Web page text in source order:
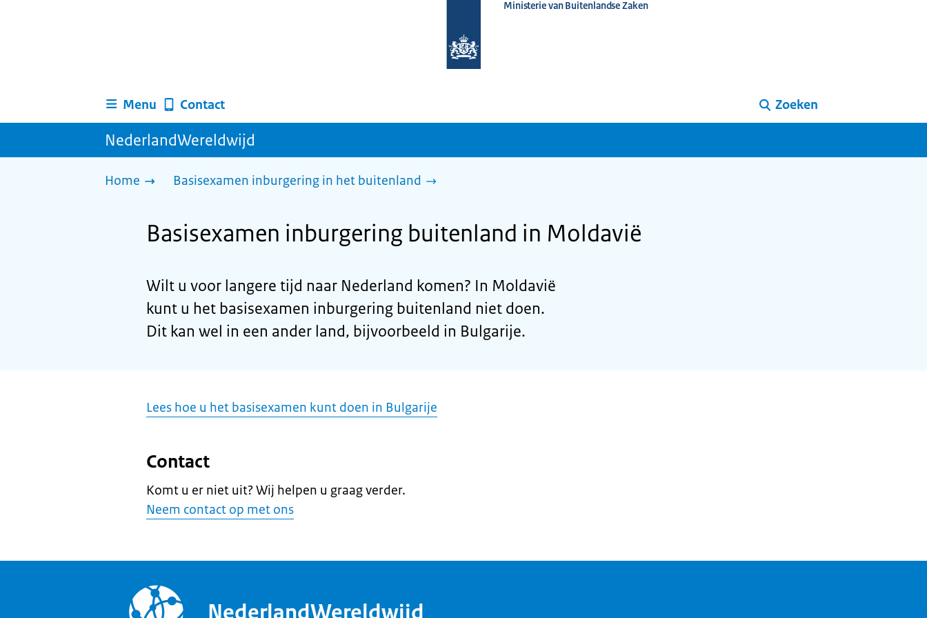
homepage
Ministerie van Buitenlandse Zaken
Menu Contact Zoeken
NederlandWereldwijd
Home Basisexamen inburgering in het buitenland
Basisexamen inburgering buitenland in Moldavië
Wilt u voor langere tijd naar Nederland komen? In Moldavië
kunt u het basisexamen inburgering buitenland niet doen.
Dit kan wel in een ander land, bijvoorbeeld in Bulgarije.
Lees hoe u het basisexamen kunt doen in Bulgarije
Contact
Komt u er niet uit? Wij helpen u graag verder.
Neem contact op met ons
NederlandWereldwijd